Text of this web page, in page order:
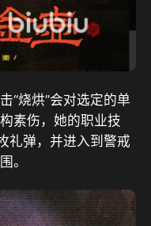
“烧烘”会对选定的单
素伤，她的职业技
礼弹，并进入到警戒
。